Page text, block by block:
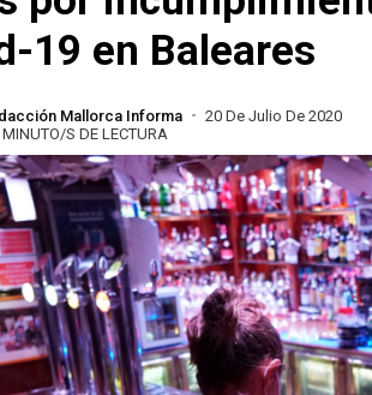
19 en Baleares
Mallorca Informa
20 De Julio De 2020
S DE LECTURA